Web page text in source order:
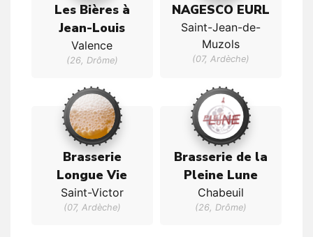
Les Bières à
Jean-Louis
Valence
(26, Drôme)
NAGESCO EURL
Saint-Jean-de-
Muzols
(07, Ardèche)
Brasserie
Longue Vie
Saint-Victor
(07, Ardèche)
Brasserie de la
Pleine Lune
Chabeuil
(26, Drôme)